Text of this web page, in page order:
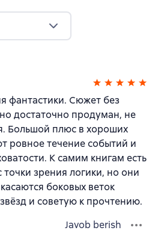
фантастики. Сюжет без
достаточно продуман, не
Большой плюс в хороших
ровное течение событий и
К самим книгам есть
точки зрения логики, но они
боковых веток
и советую к прочтению.
Javob berish